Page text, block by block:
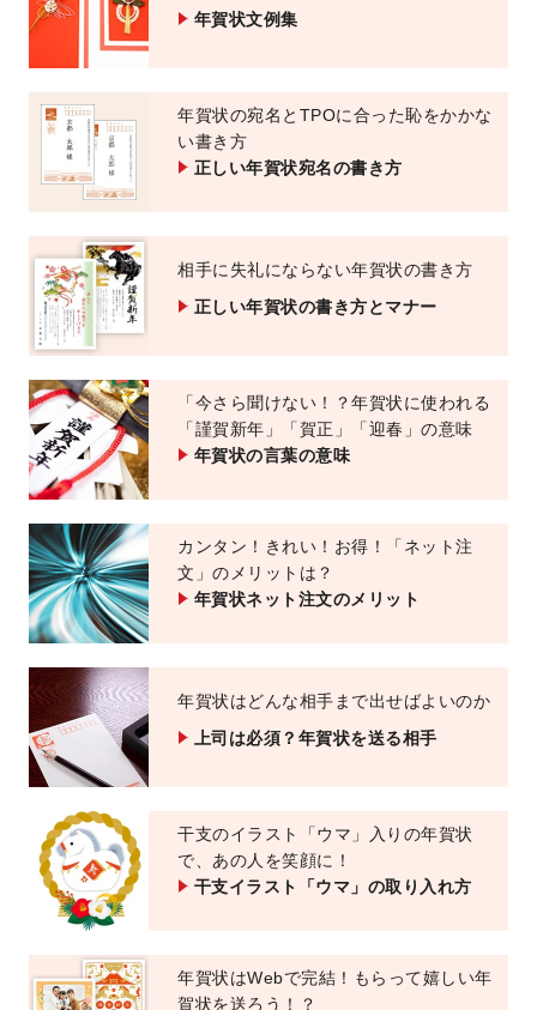
年賀状文例集
年賀状の宛名とTPOに合った恥をかかな
い書き方
正しい年賀状宛名の書き方
相手に失礼にならない年賀状の書き方
正しい年賀状の書き方とマナー
「今さら聞けない！？年賀状に使われる
「謹賀新年」「賀正」「迎春」の意味
年賀状の言葉の意味
カンタン！きれい！お得！
「ネット注
文」のメリットは？
年賀状ネット注文のメリット
年賀状はどんな相手まで出せばよいのか
上司は必須？年賀状を送る相手
干支のイラスト「ウマ」入りの年賀状
で、あの人を笑顔に！
干支イラスト「ウマ」の取り入れ方
年賀状はWebで完結！ もらって嬉しい年
賀状を送ろう！？